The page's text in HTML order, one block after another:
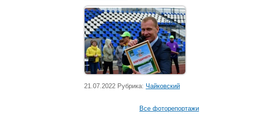
21.07.2022 Рубрика: Чайковский
Все фоторепортажи